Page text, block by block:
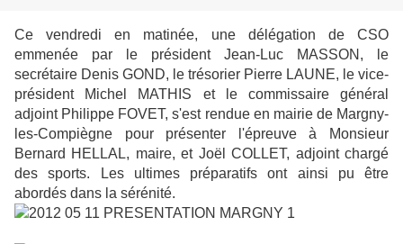
Ce vendredi en matinée, une délégation de CSO
emmenée par le président Jean-Luc MASSON, le
secrétaire Denis GOND, le trésorier Pierre LAUNE, le vice-
président Michel MATHIS et le commissaire général
adjoint Philippe FOVET, s'est rendue en mairie de Margny-
les-Compiègne pour présenter l'épreuve à Monsieur
Bernard HELLAL, maire, et Joël COLLET, adjoint chargé
des sports. Les ultimes préparatifs ont ainsi pu être
abordés dans la sérénité.